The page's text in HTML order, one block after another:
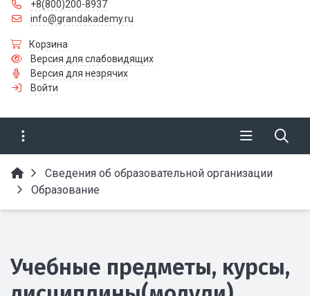
+8(800)200-8937
info@grandakademy.ru
Корзина
Версия для слабовидящих
Версия для незрячих
Войти
Сведения об образовательной организации
Образование
Учебные предметы, курсы,